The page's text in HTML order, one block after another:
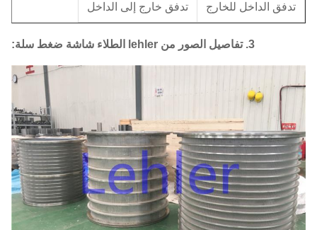
الداخل للخارج تدفق خارج إلى الداخل